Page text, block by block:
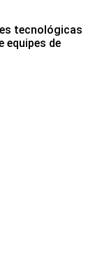
tecnológicas
equipes de